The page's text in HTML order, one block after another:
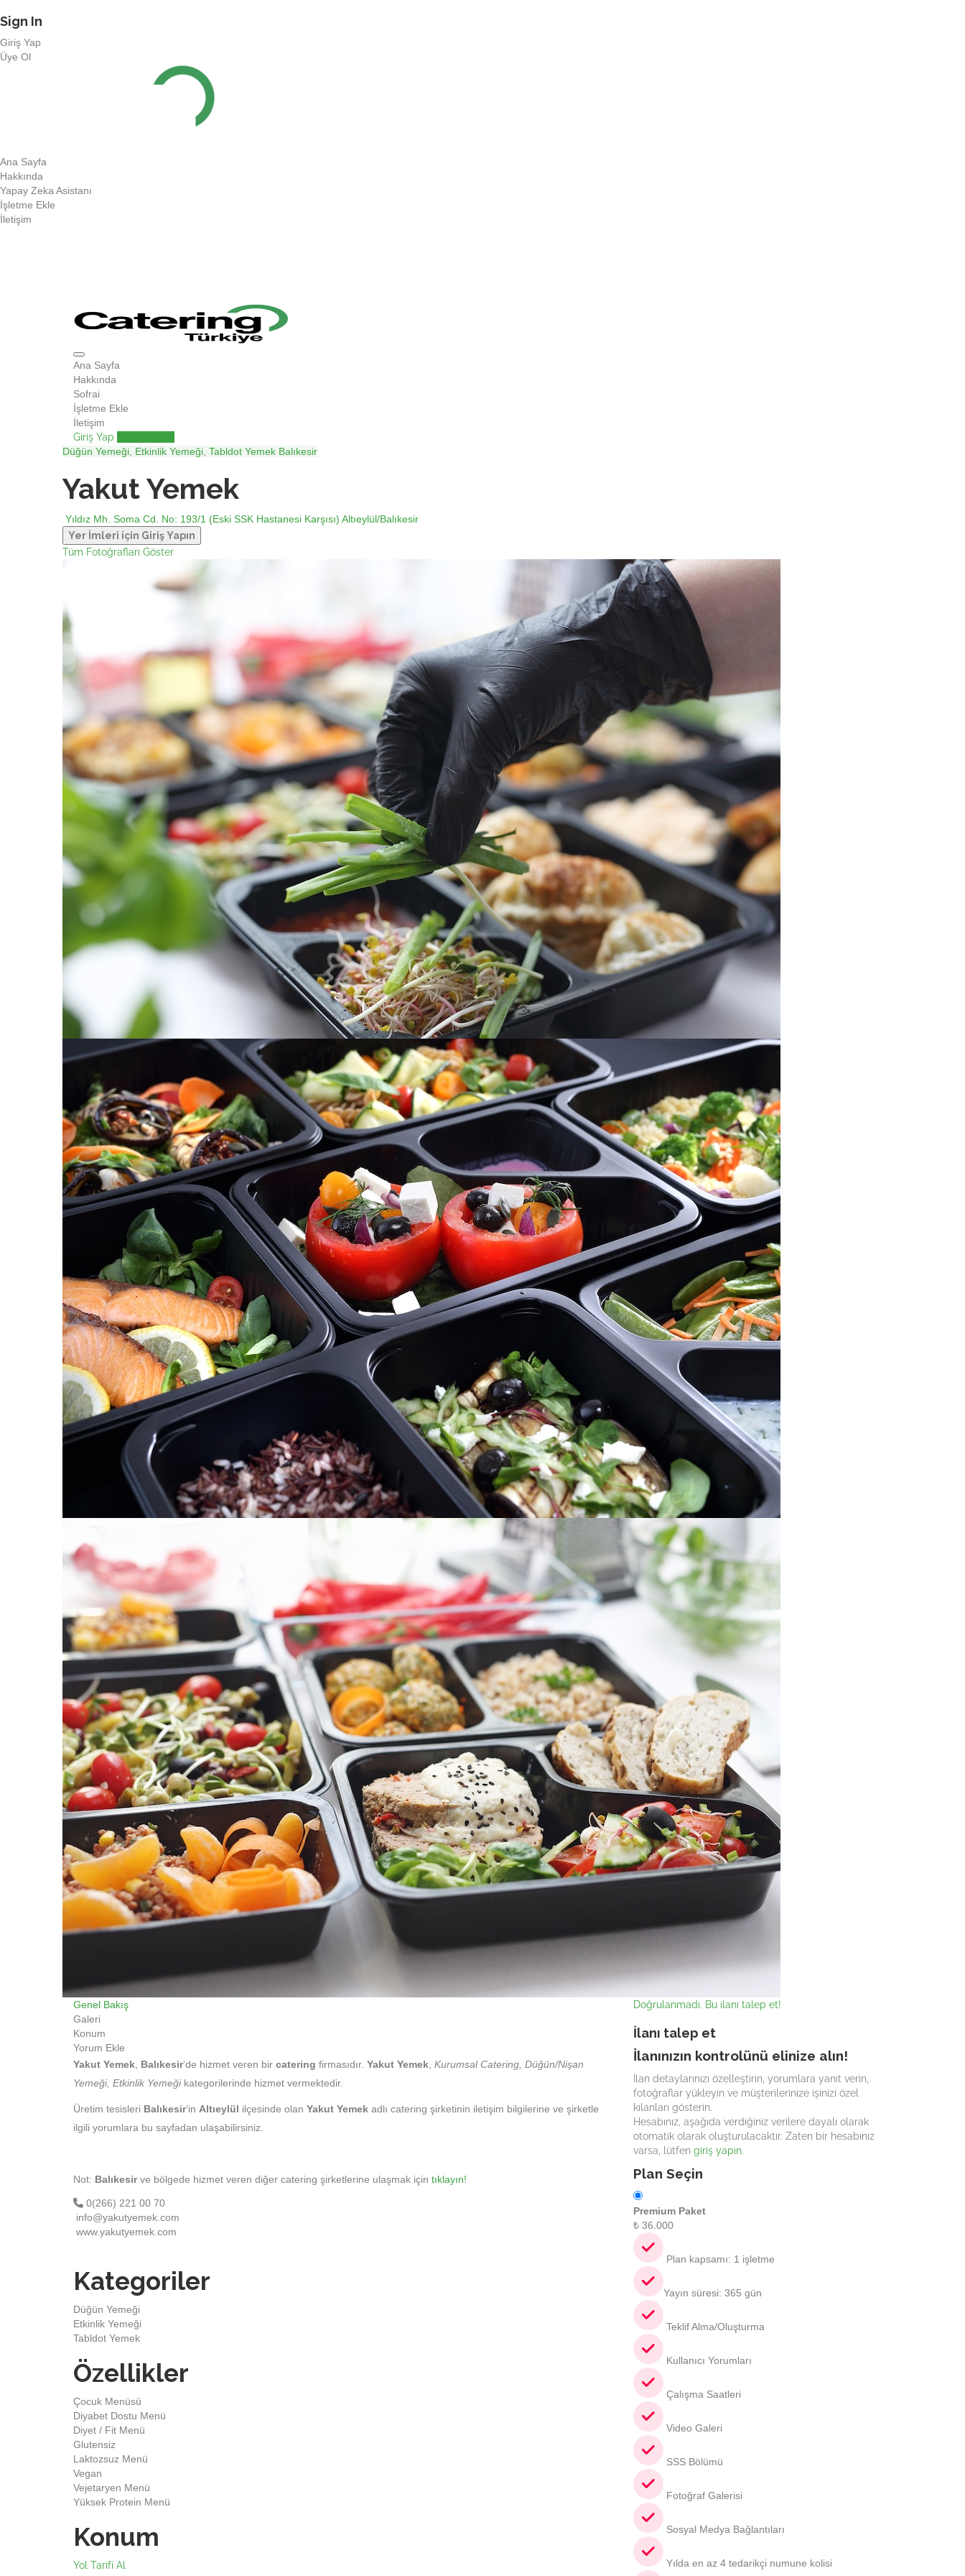
Sign In
Giriş Yap
Üye Ol
Ana Sayfa
Hakkında
Yapay Zeka Asistanı
İşletme Ekle
İletişim
Ana Sayfa
Hakkında
Sofrai
İşletme Ekle
İletişim
Giriş Yap
Düğün Yemeği Etkinlik Yemeği Tabldot Yemek Balıkesir
Yakut Yemek
Yıldız Mh. Soma Cd. No: 193/1 (Eski SSK Hastanesi Karşısı) Altıeylül/Balıkesir
Yer İmleri için Giriş Yapın
Tüm Fotoğrafları Göster
Genel Bakış
Galeri
Konum
Yorum Ekle
Yakut Yemek Balıkesir‘de hizmet veren bir catering firmasıdır. Yakut Yemek Kurumsal Catering, Düğün/Nişan
Yemeği, Etkinlik Yemeğikategorilerinde hizmet vermektedir.
Üretim tesisleri Balıkesir‘in Altıeylül ilçesinde olan Yakut Yemek adlı catering şirketinin iletişim bilgilerine ve şirketle
ilgili yorumlara bu sayfadan ulaşabilirsiniz.
Not: Balıkesirve bölgede hizmet veren diğer catering şirketlerine ulaşmak için tıklayın!
0(266) 221 00 70
info@yakutyemek.com
www.yakutyemek.com
Kategoriler
Düğün Yemeği
Etkinlik Yemeği
Tabldot Yemek
Özellikler
Çocuk Menüsü
Diyabet Dostu Menü
Diyet / Fit Menü
Glutensiz
Laktozsuz Menü
Vegan
Vejetaryen Menü
Yüksek Protein Menü
Konum
Yol Tarifi Al
Doğrulanmadı. Bu ilanı talep et!
İlanı talep et
İlanınızın kontrolünü elinize alın!
İlan detaylarınızı özelleştirin, yorumlara yanıt verin,
fotoğraflar yükleyin ve müşterilerinize işinizi özel
kılanları gösterin.
Hesabınız, aşağıda verdiğiniz verilere dayalı olarak
otomatik olarak oluşturulacaktır. Zaten bir hesabınız
varsa, lütfen giriş yapın.
Plan Seçin
Premium Paket
₺ 36.000
Plan kapsamı: 1 işletme
Yayın süresi: 365 gün
Teklif Alma/Oluşturma
Kullanıcı Yorumları
Çalışma Saatleri
Video Galeri
SSS Bölümü
Fotoğraf Galerisi
Sosyal Medya Bağlantıları
Yılda en az 4 tedarikçi numune kolisi